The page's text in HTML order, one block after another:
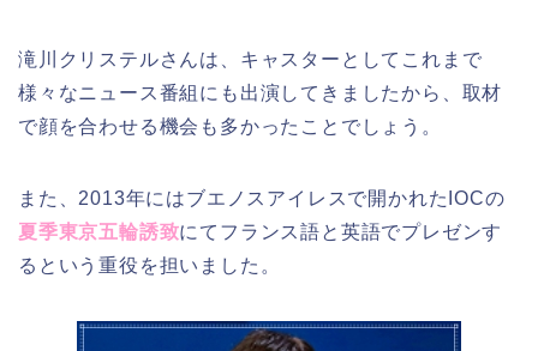
滝川クリステルさんは、キャスターとしてこれまで
様々なニュース番組にも出演してきましたから、取材
で顔を合わせる機会も多かったことでしょう。
また、2013年にはブエノスアイレスで開かれたIOCの
夏季東京五輪誘致にてフランス語と英語でプレゼンす
るという重役を担いました。